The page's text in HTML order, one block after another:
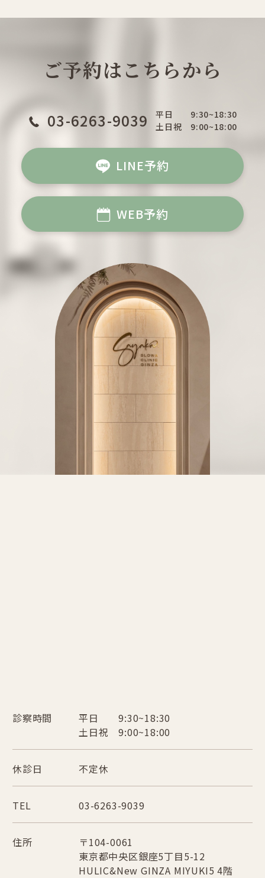
ご予約はこちらから
03-6263-9039 平日
9:30~18:30
土日祝
9:00~18:00
LINE予約
WEB予約
診察時間
平日 9:30~18:30
土日祝 9:00~18:00
休診日 不定休
TEL 03-6263-9039
住所
〒104-0061
東京都中央区銀座5丁目5-12
HULIC&New GINZA MIYUKI5 4階